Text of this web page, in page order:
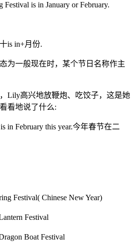
Festival is in January or February.
is in+月份.
为一般现在时，某个节日名称作主
Lily高兴地放鞭炮、吃饺子，这是她
看地说了什么:
in February this year.今年春节在二
Festival( Chinese New Year)
Festival
Boat Festival